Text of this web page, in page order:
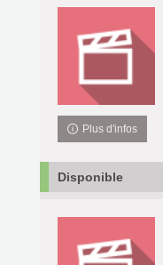
Plus d'infos
Disponible